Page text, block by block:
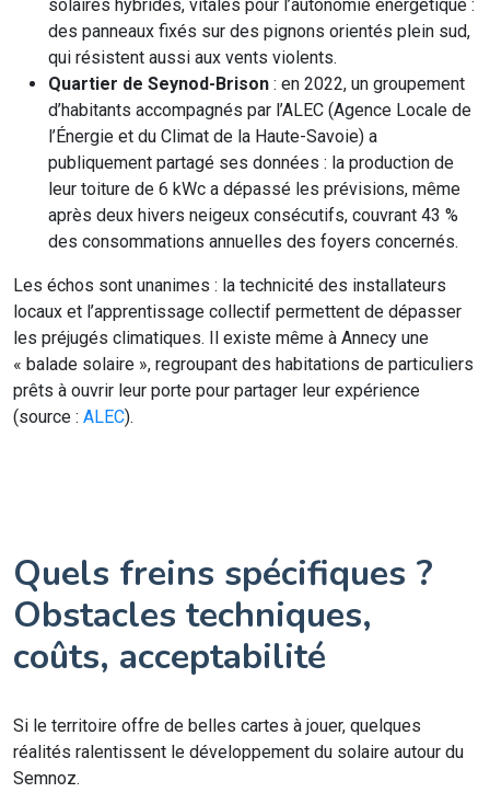
solaires hybrides, vitales pour l’autonomie énergétique :
des panneaux fixés sur des pignons orientés plein sud,
qui résistent aussi aux vents violents.
Quartier de Seynod-Brison : en 2022, un groupement
d’habitants accompagnés par l’ALEC (Agence Locale de
l’Énergie et du Climat de la Haute-Savoie) a
publiquement partagé ses données : la production de
leur toiture de 6 kWc a dépassé les prévisions, même
après deux hivers neigeux consécutifs, couvrant 43 %
des consommations annuelles des foyers concernés.
Les échos sont unanimes : la technicité des installateurs
locaux et l’apprentissage collectif permettent de dépasser
les préjugés climatiques. Il existe même à Annecy une
« balade solaire », regroupant des habitations de particuliers
prêts à ouvrir leur porte pour partager leur expérience
(source : ALEC).
Quels freins spécifiques ?
Obstacles techniques,
coûts, acceptabilité
Si le territoire offre de belles cartes à jouer, quelques
réalités ralentissent le développement du solaire autour du
Semnoz.